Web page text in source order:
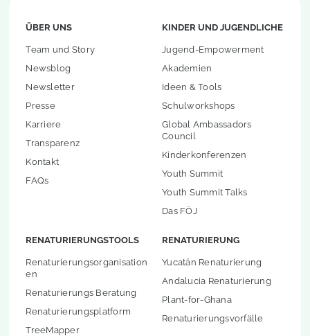
ÜBER UNS
Team und Story
Newsblog
Newsletter
Presse
Karriere
Transparenz
Kontakt
FAQs
KINDER UND JUGENDLICHE
Jugend-Empowerment
Akademien
Ideen & Tools
Schulworkshops
Global Ambassadors
Council
Kinderkonferenzen
Youth Summit
Youth Summit Talks
Das FÖJ
RENATURIERUNGSTOOLS
Renaturierungsorganisation
en
Renaturierungs Beratung
Renaturierungsplatform
TreeMapper
RENATURIERUNG
Yucatán Renaturierung
Andalucia Renaturierung
Plant-for-Ghana
Renaturierungsvorfälle